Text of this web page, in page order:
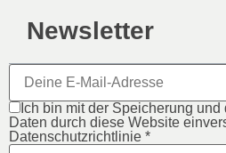
Newsletter
Ich bin mit der Speicherung
Daten durch diese Website
Datenschutzrichtlinie *